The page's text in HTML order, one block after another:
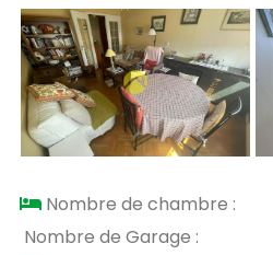
Nombre de chambre :
Nombre de Garage :